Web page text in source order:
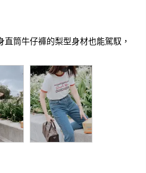
筒牛仔褲的梨型身材也能駕馭，